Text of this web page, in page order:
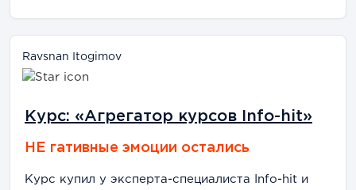
Ravsnan Itogimov
Курс: «Агрегатор курсов Info-hit»
НЕ гативные эмоции остались
Курс купил у эксперта-специалиста Info-hit и